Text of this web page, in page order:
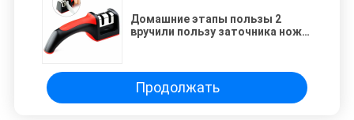
Домашние этапы пользы 2
вручили пользу заточника ножа
Продолжать